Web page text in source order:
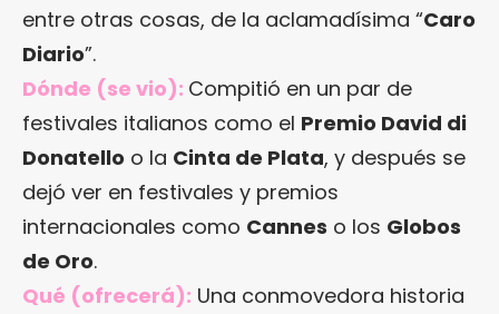
entre otras cosas, de la aclamadísima “Caro
Diario”.
Dónde (se vio): Compitió en un par de
festivales italianos como el Premio David di
Donatello o la Cinta de Plata, y después se
dejó ver en festivales y premios
internacionales como Cannes o los Globos
de Oro.
Qué (ofrecerá): Una conmovedora historia